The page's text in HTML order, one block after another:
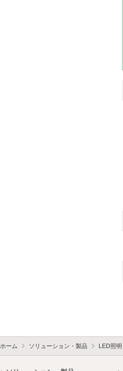
ホーム ソリューション・製品 LED照明